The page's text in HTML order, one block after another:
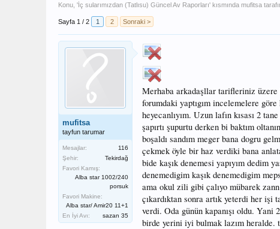
Konu, 'İç sularımızdan (Tatlısu) Güncel Av Raporları' kısmında mufitsa
Sayfa 1 / 2 1 2 Sonraki >
mufitsa
tayfun tarumar
Mesajlar:
116
Şehir:
Tekirdağ
Favori Kamış:
Alba star 1002/240
porsuk
Favori Makine:
Alba star/ Amir20 11+1
En İyi Avı:
sazan 35
Merhaba arkadaşllar tarifleriniz üzere
forumdaki yaptıgım incelemelere
heyecanlıyım. Uzun lafın kısası 2
şapırtı şupurtu derken bi baktım
boşaldı sandım meger bana dogru
çekmek öyle bir haz verdiki bana
bide kaşık denemesi yapıyım dedim
denemedigim kaşık denemedigim
ama okul zili gibi çalıyo mübarek
çıkardıktan sonra artık yeterdi her işi
verdi. Oda günün kapanışı oldu.
birde yerini iyi bulmak lazım heralde.